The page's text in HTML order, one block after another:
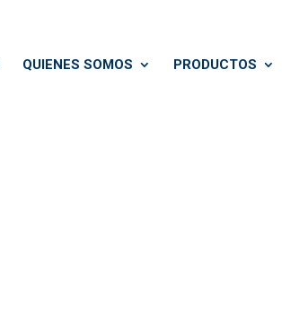
QUIENES SOMOS PRODUCTOS